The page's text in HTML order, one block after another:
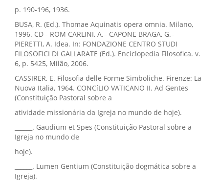
p. 190-196, 1936.
BUSA, R. (Ed.). Thomae Aquinatis opera omnia. Milano,
1996. CD - ROM CARLINI, A.– CAPONE BRAGA, G.–
PIERETTI, A. Idea. In: FONDAZIONE CENTRO STUDI
FILOSOFICI DI GALLARATE (Ed.). Enciclopedia Filosofica. v.
6, p. 5425, Milão, 2006.
CASSIRER, E. Filosofia delle Forme Simboliche. Firenze: La
Nuova Italia, 1964. CONCíLIO VATICANO II. Ad Gentes
(Constituição Pastoral sobre a
atividade missionária da Igreja no mundo de hoje).
______. Gaudium et Spes (Constituição Pastoral sobre a
Igreja no mundo de
hoje).
______. Lumen Gentium (Constituição dogmática sobre a
Igreja).